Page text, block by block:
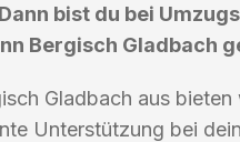
bist du bei
Bergisch Gladbach
Gladbach aus bieten
Unterstützung bei